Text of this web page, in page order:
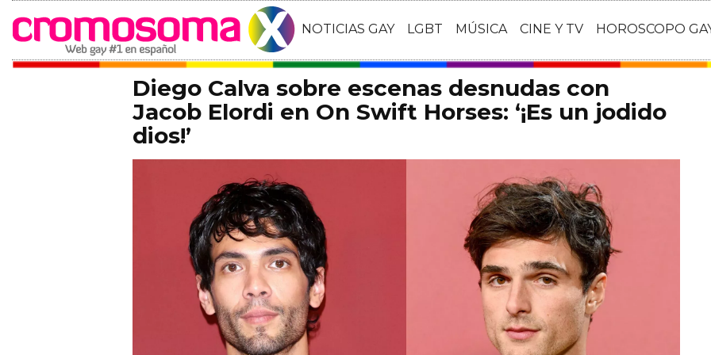
NOTICIAS GAY LGBT MÚSICA CINE Y TV HOROSCOPO
Diego Calva sobre escenas desnudas con
Jacob Elordi en On Swift Horses: ‘¡Es un jodido
dios!’